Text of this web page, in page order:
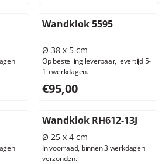
btw: 30,54
Wandklok 5595
Ø 38 x 5 cm
Op bestelling leverbaar, levertijd 5-
15 werkdagen.
Prijs: 95,00, exclusief btw:
€95,00
Wandklok RH612-13J
Ø 25 x 4 cm
In voorraad, binnen 3 werkdagen
verzonden.